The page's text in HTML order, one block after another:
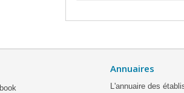
Annuaires
L'annuaire des